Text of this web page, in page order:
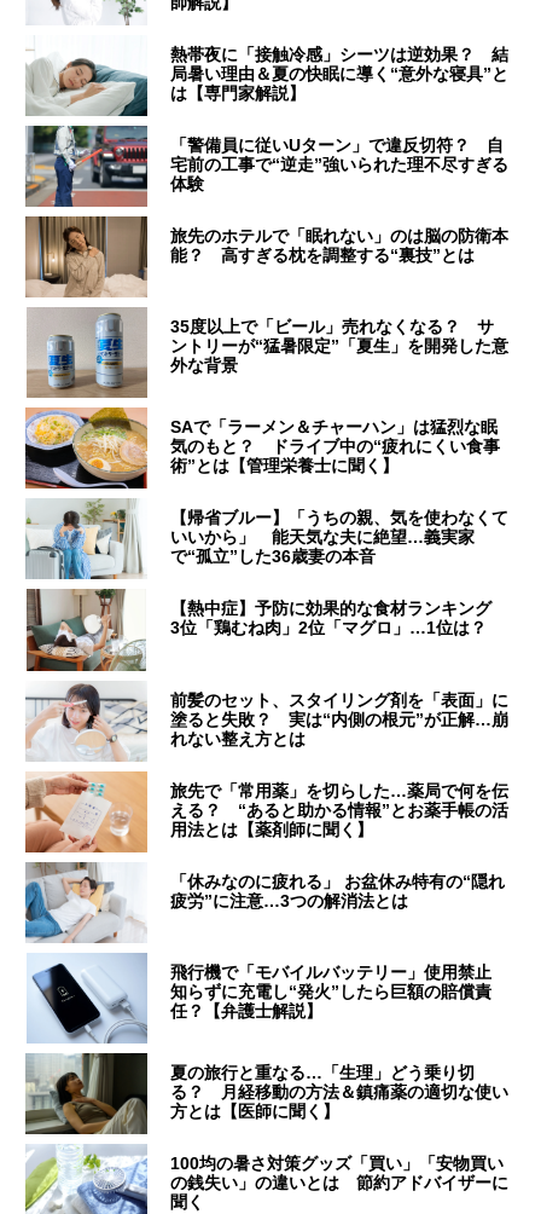
熱帯夜に「接触冷感」シーツは逆効果？ 結
局暑い理由＆夏の快眠に導く“意外な寝具”と
は【専門家解説】
「警備員に従いUターン」で違反切符？ 自
宅前の工事で“逆走”強いられた理不尽すぎる
体験
旅先のホテルで「眠れない」のは脳の防衛本
能？ 高すぎる枕を調整する“裏技”とは
35度以上で「ビール」売れなくなる？ サ
ントリーが“猛暑限定”「夏生」を開発した意
外な背景
SAで「ラーメン＆チャーハン」は猛烈な眠
気のもと？ ドライブ中の“疲れにくい食事
術”とは【管理栄養士に聞く】
【帰省ブルー】「うちの親、気を使わなくて
いいから」 能天気な夫に絶望…義実家
で“孤立”した36歳妻の本音
【熱中症】予防に効果的な食材ランキング
3位「鶏むね肉」2位「マグロ」…1位は？
前髪のセット、スタイリング剤を「表面」に
塗ると失敗？ 実は“内側の根元”が正解…崩
れない整え方とは
旅先で「常用薬」を切らした…薬局で何を伝
える？ “あると助かる情報”とお薬手帳の活
用法とは【薬剤師に聞く】
「休みなのに疲れる」 お盆休み特有の“隠れ
疲労”に注意…3つの解消法とは
飛行機で「モバイルバッテリー」使用禁止
知らずに充電し“発火”したら巨額の賠償責
任？【弁護士解説】
夏の旅行と重なる…「生理」どう乗り切
る？ 月経移動の方法＆鎮痛薬の適切な使い
方とは【医師に聞く】
100均の暑さ対策グッズ「買い」「安物買い
の銭失い」の違いとは 節約アドバイザーに
聞く